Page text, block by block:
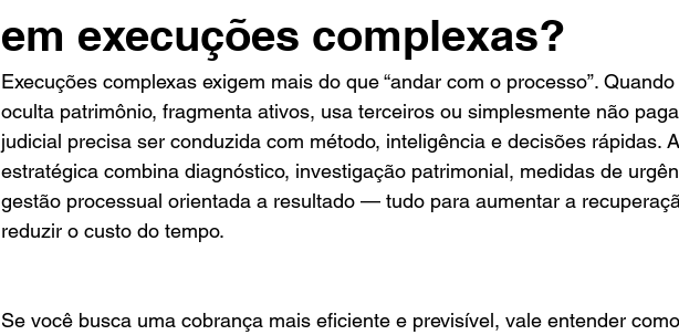
em execuções complexas?
Execuções complexas exigem mais do que “andar com o processo”.
oculta patrimônio, fragmenta ativos, usa terceiros ou simplesmente não
judicial precisa ser conduzida com método, inteligência e decisões rápidas.
estratégica combina diagnóstico, investigação patrimonial, medidas de
gestão processual orientada a resultado — tudo para aumentar a
reduzir o custo do tempo.
Se você busca uma cobrança mais eficiente e previsível, vale entender